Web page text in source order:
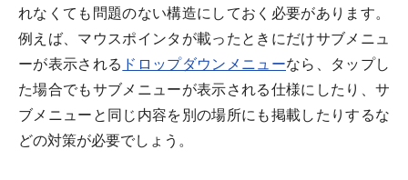
れなくても問題のない構造にしておく必要があります。
例えば、マウスポインタが載ったときにだけサブメニュ
ーが表示される ドロップダウンメニューなら、タップし
た場合でもサブメニューが表示される仕様にしたり、サ
ブメニューと同じ内容を別の場所にも掲載したりするな
どの対策が必要でしょう。